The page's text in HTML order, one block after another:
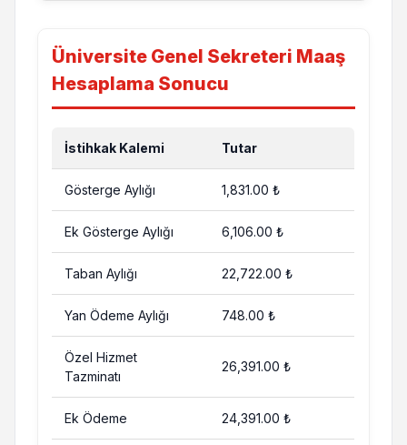
Üniversite Genel Sekreteri Maaş
Hesaplama Sonucu
İstihkak Kalemi Tutar
Gösterge Aylığı 1,831.00 ₺
Ek Gösterge Aylığı 6,106.00 ₺
Taban Aylığı 22,722.00 ₺
Yan Ödeme Aylığı 748.00 ₺
Özel Hizmet
Tazminatı
26,391.00 ₺
Ek Ödeme 24,391.00 ₺